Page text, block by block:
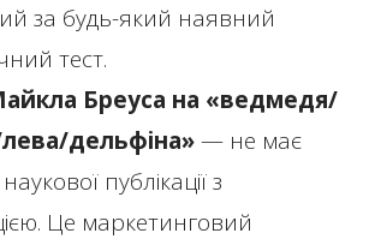
за будь-який наявний
тест.
Бреуса на «ведмедя/
дельфіна»— не має
публікації з
Це маркетинговий